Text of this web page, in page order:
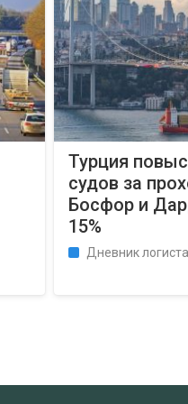
Турция
судов за
Босфор и
15%
Дневник логиста